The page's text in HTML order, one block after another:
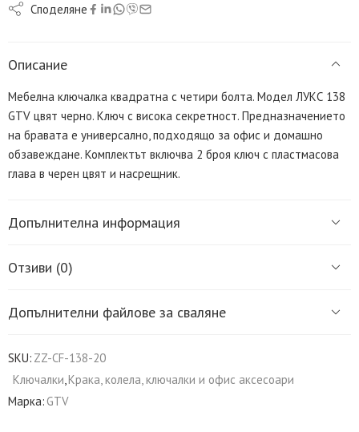
Споделяне
Описание
Мебелна ключалка квадратна с четири болта. Модел ЛУКС 138
GTV цвят черно. Ключ с висока секретност. Предназначението
на бравата е универсално, подходящо за офис и домашно
обзавеждане. Комплектът включва 2 броя ключ с пластмасова
глава в черен цвят и насрещник.
Допълнителна информация
Отзиви (0)
Допълнителни файлове за сваляне
SKU: ZZ-CF-138-20
Ключалки Крака, колела, ключалки и офис аксесоари
Марка:GTV